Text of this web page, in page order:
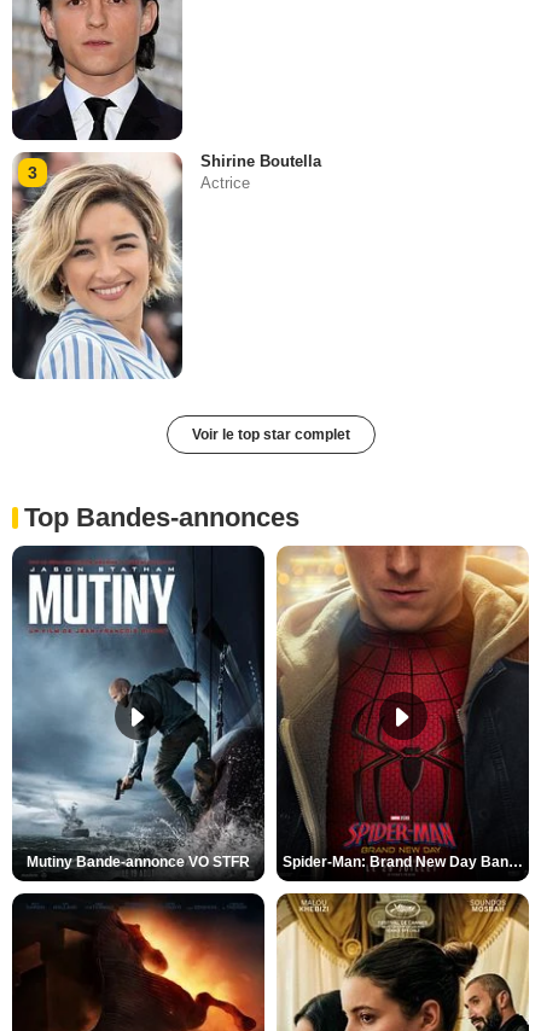
3
Shirine Boutella
Actrice
Voir le top star complet
Top Bandes-annonces
Mutiny Bande-annonce VO STFR Spider-Man: Brand New Day Bande-annonce VO STFR